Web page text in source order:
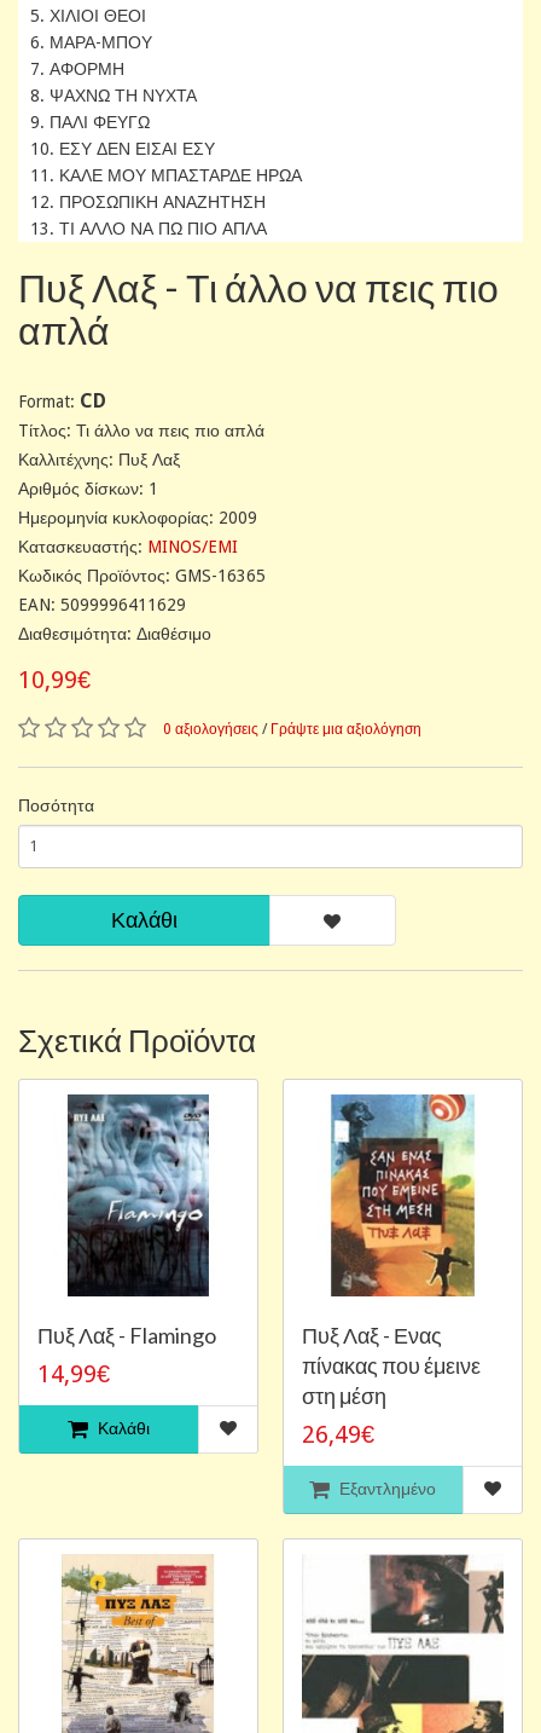
5. ΧΙΛΙΟΙ ΘΕΟΙ
6. ΜΑΡΑ-ΜΠΟΥ
7. ΑΦΟΡΜΗ
8. ΨΑΧΝΩ ΤΗ ΝΥΧΤΑ
9. ΠΑΛΙ ΦΕΥΓΩ
10. ΕΣΥ ΔΕΝ ΕΙΣΑΙ ΕΣΥ
11. ΚΑΛΕ ΜΟΥ ΜΠΑΣΤΑΡΔΕ ΗΡΩΑ
12. ΠΡΟΣΩΠΙΚΗ ΑΝΑΖΗΤΗΣΗ
13. ΤΙ ΑΛΛΟ ΝΑ ΠΩ ΠΙΟ ΑΠΛΑ
Πυξ Λαξ - Τι άλλο να πεις πιο
απλά
Format: CD
Tίτλος: Τι άλλο να πεις πιο απλά
Καλλιτέχνης: Πυξ Λαξ
Αριθμός δίσκων: 1
Ημερομηνία κυκλοφορίας: 2009
Κατασκευαστής: MINOS/EMI
Κωδικός Προϊόντος: GMS-16365
EAN: 5099996411629
Διαθεσιμότητα: Διαθέσιμο
10,99€
0 αξιολογήσεις / Γράψτε μια αξιολόγηση
Ποσότητα
Καλάθι
Σχετικά Προϊόντα
Πυξ Λαξ - Flamingo
14,99€
Καλάθι
Πυξ Λαξ - Ενας
πίνακας που έμεινε
στη μέση
26,49€
Εξαντλημένο